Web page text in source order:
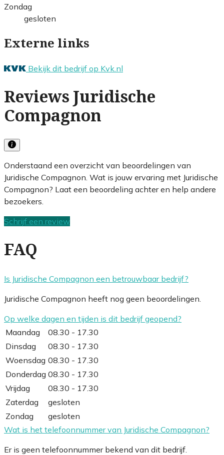
Zondag
gesloten
Externe links
Bekijk dit bedrijf op Kvk.nl
Reviews Juridische
Compagnon
Onderstaand een overzicht van beoordelingen van
Juridische Compagnon. Wat is jouw ervaring met Juridische
Compagnon? Laat een beoordeling achter en help andere
bezoekers.
Schrijf een review
FAQ
Is Juridische Compagnon een betrouwbaar bedrijf?
Juridische Compagnon heeft nog geen beoordelingen.
Op welke dagen en tijden is dit bedrijf geopend?
Maandag
08.30 - 17.30
Dinsdag
08.30 - 17.30
Woensdag 08.30 - 17.30
Donderdag 08.30 - 17.30
Vrijdag
08.30 - 17.30
Zaterdag
gesloten
Zondag
gesloten
Wat is het telefoonnummer van Juridische Compagnon?
Er is geen telefoonnummer bekend van dit bedrijf.